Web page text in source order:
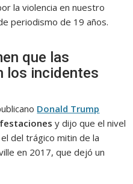
la violencia en nuestro
periodismo de 19 años.
que las
los incidentes
Donald Trump
y dijo que el nivel
del trágico mitin de la
en 2017, que dejó un